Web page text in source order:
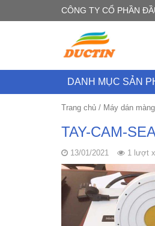
CÔNG TY CỔ PHẦN
DANH MỤC SẢN
Trang chủ / Máy dán
TAY-CAM-
13/01/2021 1 lượt